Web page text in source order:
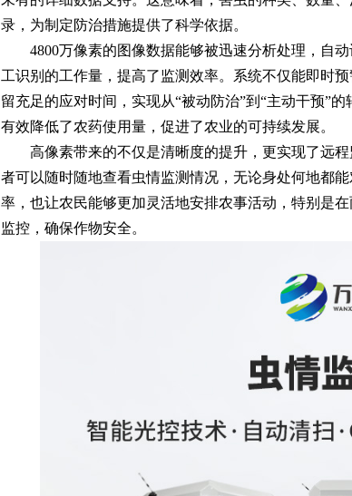
录，为制定防治措施提供了科学依据。
4800万像素的图像数据能够被迅速分析处理，自
工识别的工作量，提高了监测效率。系统不仅能即时
留充足的应对时间，实现从“被动防治”到“主动干预”
有效降低了农药使用量，促进了农业的可持续发展。
高像素带来的不仅是清晰度的提升，更实现了远
者可以随时随地查看虫情监测情况，无论身处何地都
率，也让农民能够更加灵活地安排农事活动，特别是
监控，确保作物安全。